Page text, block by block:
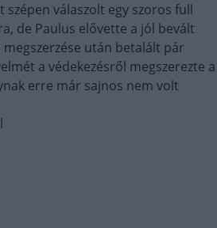
válaszolt egy szoros full
de Paulus elővette a jól bevált
után betalált pár
a védekezésről megszerezte a
erre már sajnos nem volt